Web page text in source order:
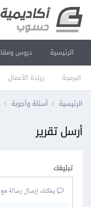
الرئيسية دروس
البرمجة ريادة الأعمال
الرئيسية أسئلة وأجوبة
أرسل تقرير
تبليغك
يمكنك إرسال رسالة